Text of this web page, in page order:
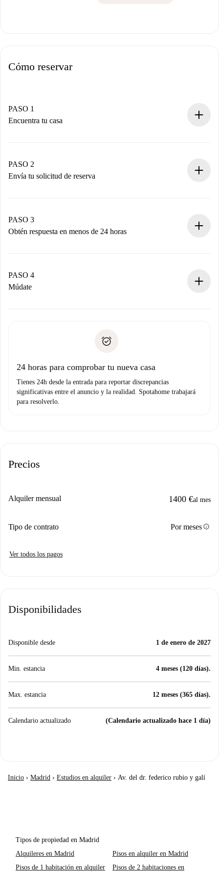
Cómo reservar
PASO 1
Encuentra tu casa
Tienes toda la información necesaria por adelantado.
PASO 2
Envía tu solicitud de reserva
propietario acepte.
PASO 3
Obtén respuesta en menos de 24 horas
contacto con el propietario.
Si es rechazada: No te haremos ningún cargo y te
Prueba de solvencia
PASO 4
Múdate
no nos comunicas ningún problema.
24 horas para comprobar tu nueva casa
Tienes 24h desde la entrada para reportar discrepancias
significativas entre el anuncio y la realidad. Spotahome trabajará
para resolverlo.
Precios
Alquiler mensual 1400 €al mes
Tipo de contrato Por mesesinfo
Ver todos los pagos
Disponibilidades
Disponible desde 1 de enero de 2027
Min. estancia 4 meses (120 días).
Max. estancia 12 meses (365 días).
Calendario actualizado (Calendario actualizado hace 1 día)
Inicio › Madrid › Estudios en alquiler › Av. del dr. federico rubio y galí
Tipos de propiedad en Madrid
Alquileres en Madrid
Pisos en alquiler en Madrid
Pisos de 1 habitación en alquiler
Pisos de 2 habitaciones en